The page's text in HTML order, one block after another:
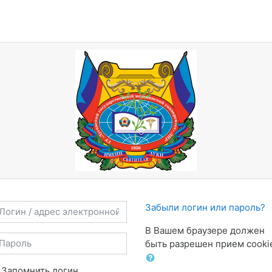
/ адрес электронной почты
Забыли логин или пароль?
В Вашем браузере должен
быть разрешен прием